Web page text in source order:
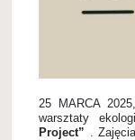
25 MARCA
warsztaty
Project” .